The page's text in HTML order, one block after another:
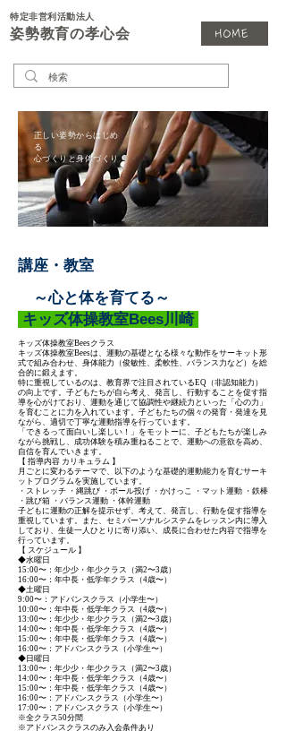
特定非営利活動法人
姿勢教育の孝心会 HOME
正しい姿勢からはじめ
る
心づくりと身体づくり
講座・教室
～心と体を育てる～
キッズ体操教室Bees川崎
キッズ体操教室Beesクラス
キッズ体操教室Beesは、運動の基礎となる様々な動作をサーキット形
式で組み合わせ、身体能力（俊敏性、柔軟性、バランス力など）を総
合的に鍛えます。
特に重視しているのは、教育界で注目されているEQ（非認知能力）
の向上です。子どもたちが自ら考え、発言し、行動することを促す指
導を心がけており、運動を通じて協調性や継続力といった「心の力」
を育むことに力を入れています。子どもたちの個々の発育・発達を見
ながら、適切で丁寧な運動指導を行っています。
「できるって面白いし楽しい！」をモットーに、子どもたちが楽しみ
ながら挑戦し、成功体験を積み重ねることで、運動への意欲を高め、
自信を育んでいきます。
【 指導内容 カリキュラム 】
月ごとに変わるテーマで、以下のような基礎的運動能力を育むサーキ
ットプログラムを実施しています。
・ストレッチ ・縄跳び ・ボール投げ ・かけっこ ・マット運動 ・鉄棒
・跳び箱 ・バランス運動 ・体幹運動
子どもに運動の正解を提示せず、考えて、発言し、行動を促す指導を
重視しています。また、セミパーソナルシステムをレッスン内に導入
しており、生徒一人ひとりに寄り添い、成長に合わせた内容で指導を
行っています。
【 スケジュール 】
◆水曜日
15:00〜：年少少・年少クラス（満2〜3歳）
16:00〜：年中長・低学年クラス（4歳〜）
◆土曜日
9:00〜：アドバンスクラス（小学生〜）
10:00〜：年中長・低学年クラス（4歳〜）
13:00〜：年少少・年少クラス（満2〜3歳）
14:00〜：年中長・低学年クラス（4歳〜）
15:00〜：年中長・低学年クラス（4歳〜）
16:00〜：アドバンスクラス（小学生〜）
◆日曜日
13:00〜：年少少・年少クラス（満2〜3歳）
14:00〜：年中長・低学年クラス（4歳〜）
15:00〜：年中長・低学年クラス（4歳〜）
16:00〜：アドバンスクラス（小学生〜）
17:00〜：アドバンスクラス（小学生〜）
※全クラス50分間
※アドバンスクラスのみ入会条件あり